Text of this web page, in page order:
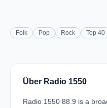
Folk Pop Rock Top 40
Über Radio 1550
Radio 1550 88.9 is a